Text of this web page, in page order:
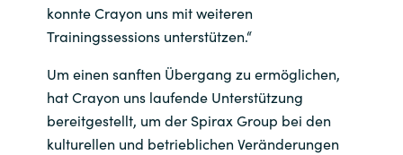
konnte Crayon uns mit weiteren
Trainingssessions unterstützen.“
Um einen sanften Übergang zu ermöglichen,
hat Crayon uns laufende Unterstützung
bereitgestellt, um der Spirax Group bei den
kulturellen und betrieblichen Veränderungen